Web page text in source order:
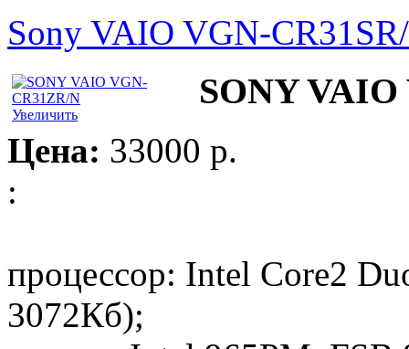
Sony VAIO VGN-
Увеличить
SONY
Цена: 33000 p.
:
процессор: Intel Core2
3072Кб);